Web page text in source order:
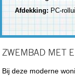
Afdekking:PC-
ZWEMBAD MET
Bij deze moderne